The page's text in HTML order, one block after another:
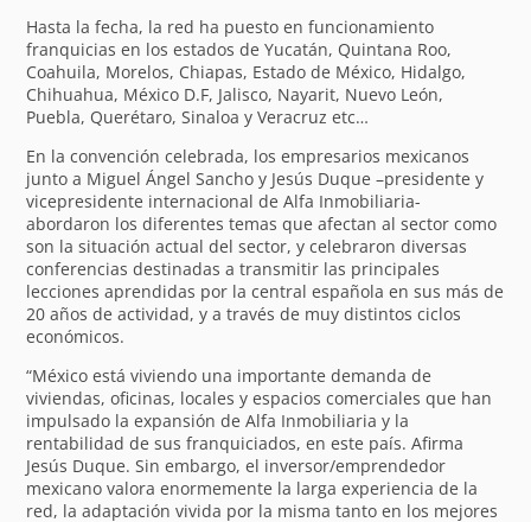
Hasta la fecha, la red ha puesto en funcionamiento
franquicias en los estados de Yucatán, Quintana Roo,
Coahuila, Morelos, Chiapas, Estado de México, Hidalgo,
Chihuahua, México D.F, Jalisco, Nayarit, Nuevo León,
Puebla, Querétaro, Sinaloa y Veracruz etc…
En la convención celebrada, los empresarios mexicanos
junto a Miguel Ángel Sancho y Jesús Duque –presidente y
vicepresidente internacional de Alfa Inmobiliaria-
abordaron los diferentes temas que afectan al sector como
son la situación actual del sector, y celebraron diversas
conferencias destinadas a transmitir las principales
lecciones aprendidas por la central española en sus más de
20 años de actividad, y a través de muy distintos ciclos
económicos.
“México está viviendo una importante demanda de
viviendas, oficinas, locales y espacios comerciales que han
impulsado la expansión de Alfa Inmobiliaria y la
rentabilidad de sus franquiciados, en este país. Afirma
Jesús Duque. Sin embargo, el inversor/emprendedor
mexicano valora enormemente la larga experiencia de la
red, la adaptación vivida por la misma tanto en los mejores